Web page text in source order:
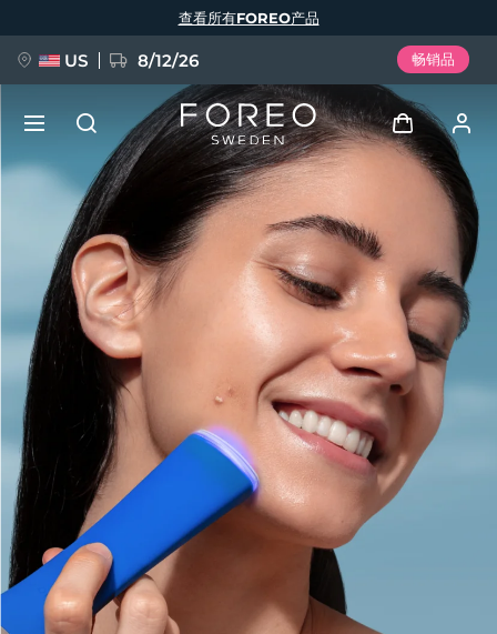
查看所有FOREO产品
US 8/12/26 畅销品
登录
用户信息
我的设备
我的订单
我的地址
我的订阅
新品
FAQ™ Pure Beauty-Tech Elixir
BREAKING NEWS
issa™ Teeth Whitening Set
FAQ™ Dual LED Panel
语言
English Deutsch
Español
Français
Português
Polski
Русский
Türkçe
简体中文 繁體中文
发货国家
美国 预计送达日期
英国 预计送达日期